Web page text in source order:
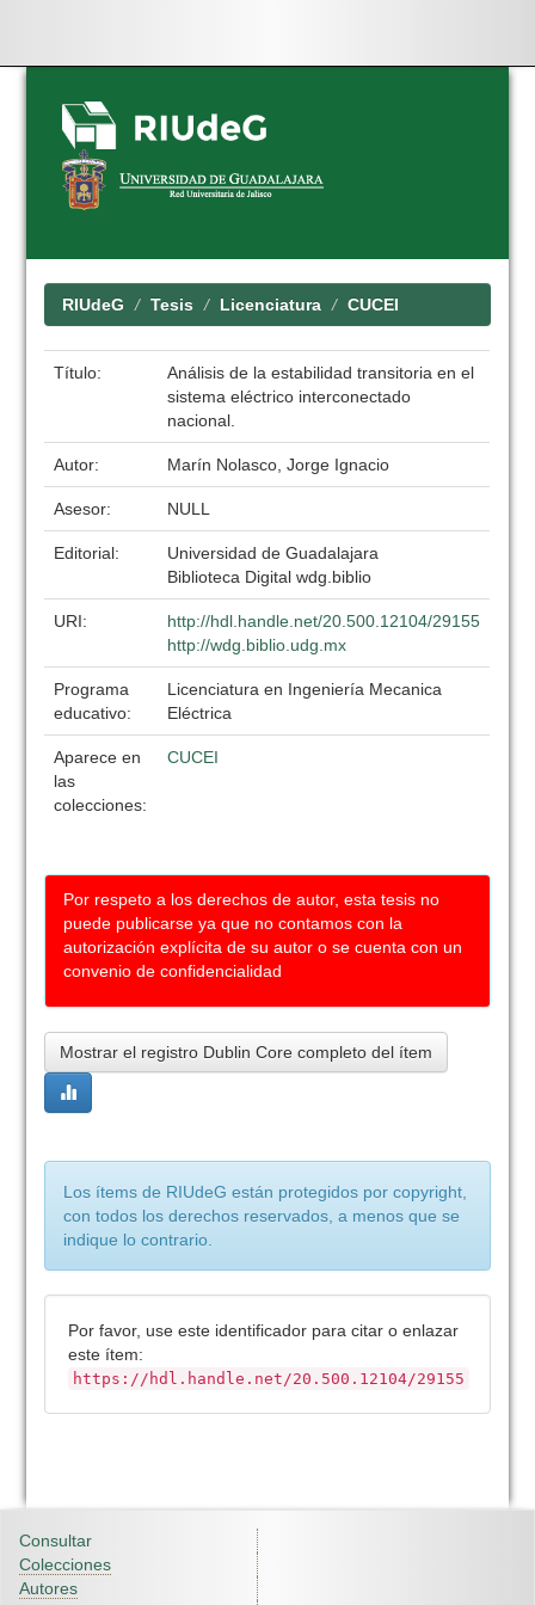
Skip
navigation
RIUdeG Tesis Licenciatura CUCEI
Título:
Análisis de la estabilidad transitoria en el
sistema eléctrico interconectado
nacional.
Autor: Marín Nolasco, Jorge Ignacio
Asesor: NULL
Editorial:
Universidad de Guadalajara
Biblioteca Digital wdg.biblio
URI:
http://hdl.handle.net/20.500.12104/29155
http://wdg.biblio.udg.mx
Programa
educativo:
Licenciatura en Ingeniería Mecanica
Eléctrica
Aparece en
las
colecciones:
CUCEI
Por respeto a los derechos de autor, esta tesis no
puede publicarse ya que no contamos con la
autorización explícita de su autor o se cuenta con un
convenio de confidencialidad
Mostrar el registro Dublin Core completo del ítem
Los ítems de RIUdeG están protegidos por copyright,
con todos los derechos reservados, a menos que se
indique lo contrario.
Por favor, use este identificador para citar o enlazar
este ítem:
https://hdl.handle.net/20.500.12104/29155
Consultar
Colecciones
Autores